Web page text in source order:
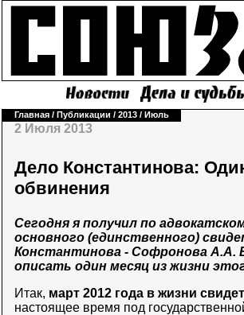
Главная / Публикации / 2013 / Июль
2 Июля 2013
Дело Константинова:
обвинения
Сегодня я получил по
основного (единственного)
Константинова - Софронова А.А.
описать один месяц из жизни
Итак, март 2012 года в жизни
настоящее время под